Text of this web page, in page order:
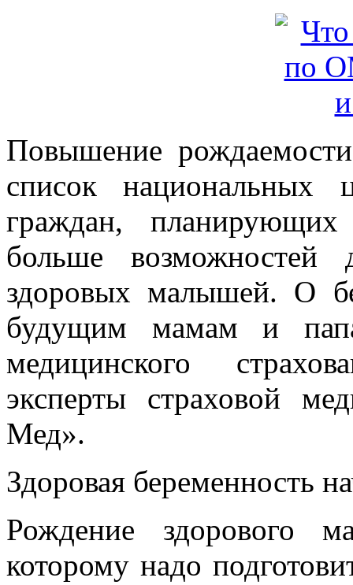
Повышение
список национальных
граждан, планирующих
больше возможностей
здоровых малышей. О
будущим мамам и
медицинского
эксперты страховой
Мед».
Здоровая беременность
Рождение здорового
которому надо